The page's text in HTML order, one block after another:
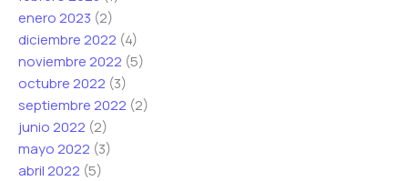
enero 2023 (2)
diciembre 2022 (4)
noviembre 2022 (5)
octubre 2022 (3)
septiembre 2022 (2)
junio 2022 (2)
mayo 2022 (3)
abril 2022 (5)